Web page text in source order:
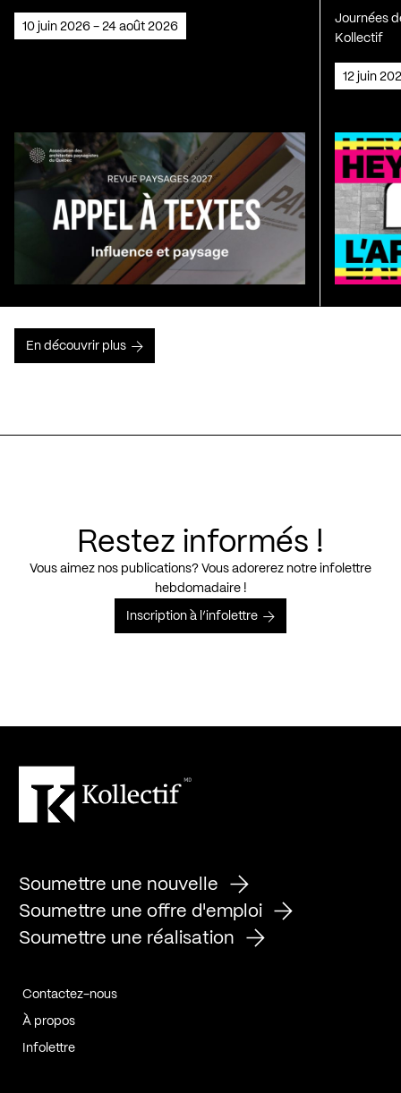
10 juin 2026 - 24 août 2026
Journées
Kollectif
12 juin
En découvrir plus
Restez informés !
Vous aimez nos publications? Vous adorerez notre infolettre
hebdomadaire !
Inscription à l’infolettre
Soumettre une nouvelle
Soumettre une offre d'emploi
Soumettre une réalisation
Contactez-nous
À propos
Infolettre